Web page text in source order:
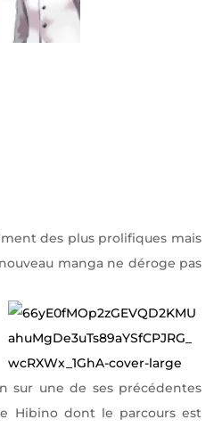
des plus prolifiques mais
manga ne déroge pas
sur une de ses précédentes
Hibino dont le parcours est